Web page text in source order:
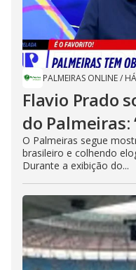
PALMEIRAS ONLINE/
Flavio Prado
do Palmeiras:
O Palmeiras segue
brasileiro e colhendo
Durante a exibição do...